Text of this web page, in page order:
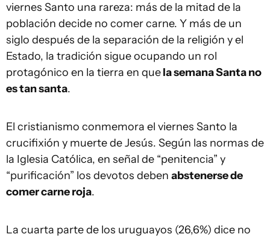
viernes Santo una rareza: más de la mitad de la
población decide no comer carne. Y más de un
siglo después de la separación de la religión y el
Estado, la tradición sigue ocupando un rol
protagónico en la tierra en quela semana Santa no
es tan santa.
El cristianismo conmemora el viernes Santo la
crucifixión y muerte de Jesús. Según las normas de
la Iglesia Católica, en señal de “penitencia” y
“purificación” los devotos deben abstenerse de
comer carne roja.
La cuarta parte de los uruguayos (26,6%) dice no